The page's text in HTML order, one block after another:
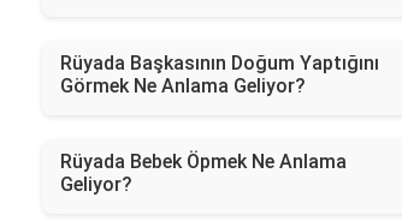
Rüyada Başkasının Doğum Yaptığını
Görmek Ne Anlama Geliyor?
Rüyada Bebek Öpmek Ne Anlama
Geliyor?